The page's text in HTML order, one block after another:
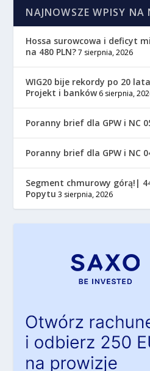
NAJNOWSZE WPISY NA
Hossa surowcowa i deficyt
na 480 PLN? 7 sierpnia, 2026
WIG20 bije rekordy po 20
Projekt i banków 6 sierpnia,
Poranny brief dla GPW i NC
Poranny brief dla GPW i NC
Segment chmurowy górą!|
Popytu 3 sierpnia, 2026